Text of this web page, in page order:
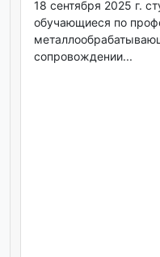
18 сентября 2025 г.
обучающиеся по
сопровождении...